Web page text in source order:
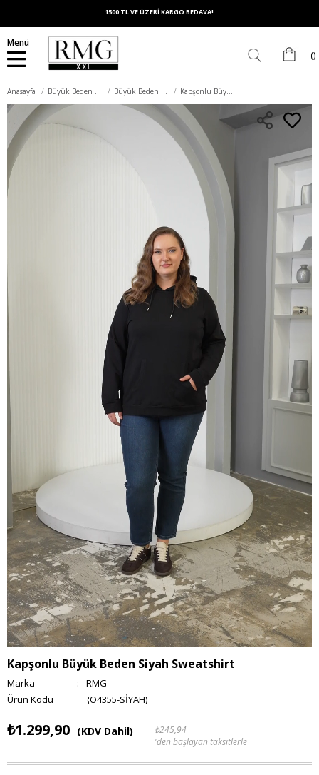
1500 TL VE ÜZERİ KARGO BEDAVA!
Menü
Anasayfa Büyük Beden Üst Giyim Büyük Beden Sweatshirt Kapşonlu Büyük Beden Siyah Sweatshirt
Kapşonlu Büyük Beden Siyah Sweatshirt
Marka :
RMG
(O4355-SİYAH)
₺1.299,90 (KDV Dahil)
₺245,94
'den başlayan taksitlerle